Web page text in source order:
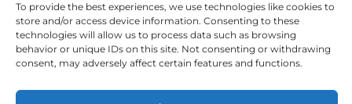
To provide the best experiences, we use technologies like cookies to
store and/or access device information. Consenting to these
technologies will allow us to process data such as browsing
behavior or unique IDs on this site. Not consenting or withdrawing
consent, may adversely affect certain features and functions.
CONTACTO
942540013
696426646
609472979